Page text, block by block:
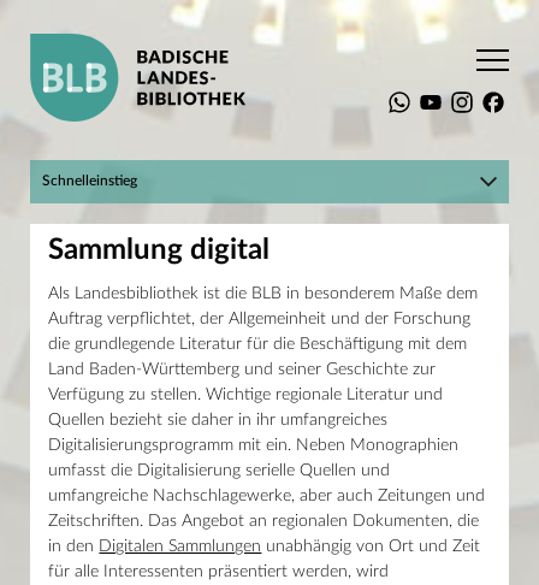
Startseite Sammlungen
Die BLB
Recherche
Service
Sammlungen
Baden-Württemberg
Bestand
Adressbücher
Zeitungen
Biographien
Theaterzettel
Landtagsprotokolle
Weitere Geschichtsquellen
Recherche
Sammlung digital
Als Landesbibliothek ist die BLB in besonderem Maße dem
Auftrag verpflichtet, der Allgemeinheit und der Forschung
die grundlegende Literatur für die Beschäftigung mit dem
Land Baden-Württemberg und seiner Geschichte zur
Verfügung zu stellen. Wichtige regionale Literatur und
Quellen bezieht sie daher in ihr umfangreiches
Digitalisierungsprogramm mit ein. Neben Monographien
umfasst die Digitalisierung serielle Quellen und
umfangreiche Nachschlagewerke, aber auch Zeitungen und
Zeitschriften. Das Angebot an regionalen Dokumenten, die
in den Digitalen Sammlungen unabhängig von Ort und Zeit
für alle Interessenten präsentiert werden, wird
Schnelleinstieg
Hier geht's zum BLBlog!
Mein Konto
Raumbuchungssystem
Digitale Sammlungen
Infos für Einsteiger
Online-Kurse und Tutorials
Adresse
Erbprinzenstraße 15
76133 Karlsruhe
T +49 721 175-2221
service@blb-karlsruhe.de
Öffnungszeiten
Haupthaus
Mo–Fr 9–19 Uhr / Sa 10–18 Uhr